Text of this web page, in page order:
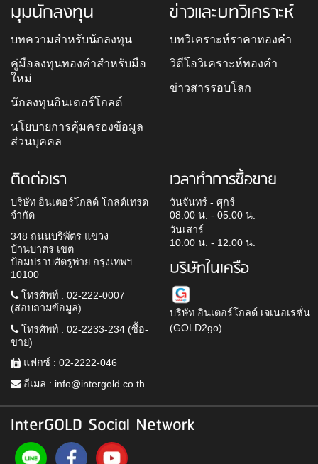
มุมนักลงทุน
บทความสำหรับนักลงทุน
คู่มือลงทุนทองคำสำหรับมือ
ใหม่
นักลงทุนอินเตอร์โกลด์
นโยบายการคุ้มครองข้อมูล
ส่วนบุคคล
ข่าวและบทวิเคราะห์
บทวิเคราะห์ราคาทองคำ
วิดีโอวิเคราะห์ทองคำ
ข่าวสารรอบโลก
ติดต่อเรา
บริษัท อินเตอร์โกลด์ โกลด์เทรด
จำกัด
348 ถนนบริพัตร แขวง
บ้านบาตร เขต
ป้อมปราบศัตรูพ่าย กรุงเทพฯ
10100
โทรศัพท์ : 02-222-0007
(สอบถามข้อมูล)
โทรศัพท์ : 02-2233-234 (ซื้อ-
ขาย)
แฟกซ์ : 02-2222-046
อีเมล : info@intergold.co.th
เวลาทำการซื้อขาย
วันจันทร์ - ศุกร์
08.00 น. - 05.00 น.
วันเสาร์
10.00 น. - 12.00 น.
บริษัทในเครือ
บริษัท อินเตอร์โกลด์ เจเนอเรชั่น
(GOLD2go)
InterGOLD Social Network